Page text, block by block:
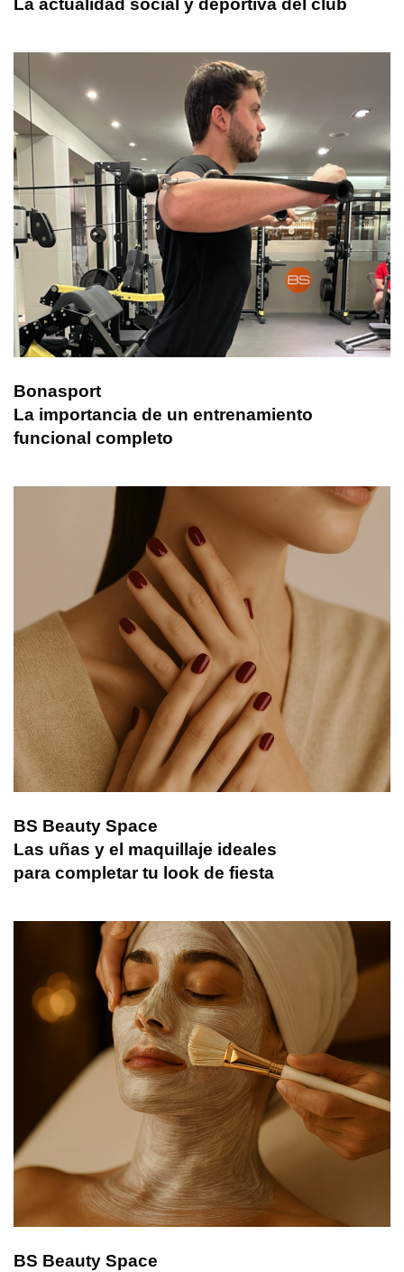
Bonasport
La importancia de un entrenamiento
funcional completo
BS Beauty Space
Las uñas y el maquillaje ideales
para completar tu look de fiesta
BS Beauty Space